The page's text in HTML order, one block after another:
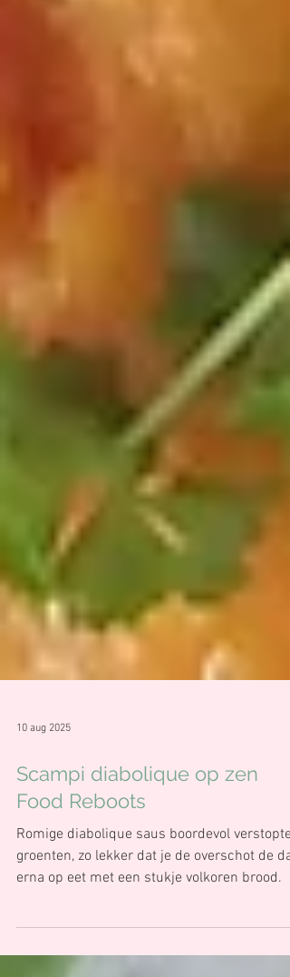
10 aug 2025
Scampi diabolique op zen
Food Reboots
Romige diabolique saus boordevol verstopte
erna op eet met een stukje volkoren brood.